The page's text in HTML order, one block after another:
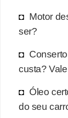
Motor
ser?
custa?
Óleo
do seu
p
r
a
r
a
r